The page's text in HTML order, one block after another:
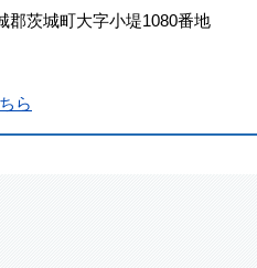
郡茨城町大字小堤1080番地
ら